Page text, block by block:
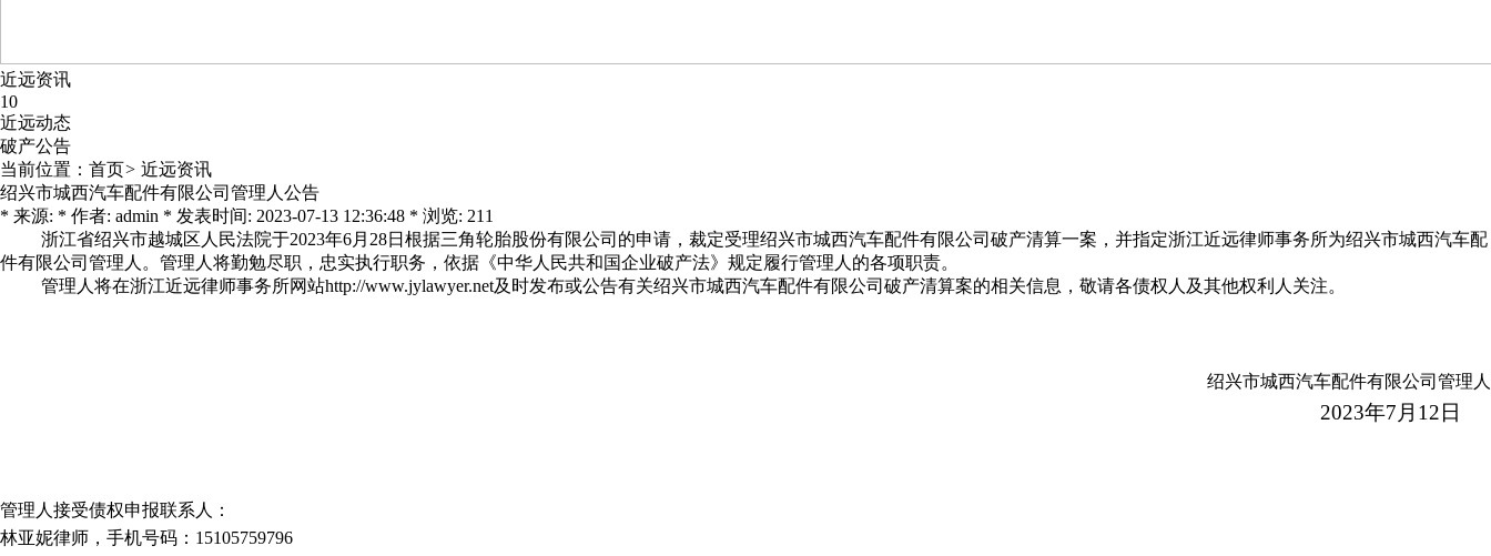
近远资讯
10
近远动态
破产公告
当前位置： 首页> 近远资讯
绍兴市城西汽车配件有限公司管理人公告
* 来源: * 作者: admin * 发表时间: 2023-07-13 12:36:48 * 浏览: 211
浙江省绍兴市越城区人民法院于2023年6月28日根据三角轮胎股份有限公司的申请，裁定受理绍兴市城西汽车配件有限公司破产清算一案，并指定浙江近远律师事务所为绍兴市城西汽车配
件有限公司管理人。管理人将勤勉尽职，忠实执行职务，依据《中华人民共和国企业破产法》规定履行管理人的各项职责。
管理人将在浙江近远律师事务所网站http://www.jylawyer.net及时发布或公告有关绍兴市城西汽车配件有限公司破产清算案的相关信息，敬请各债权人及其他权利人关注。
绍兴市城西汽车配件有限公司管理人
2023年7月12日
管理人接受债权申报联系人：
林亚妮律师，手机号码：15105759796